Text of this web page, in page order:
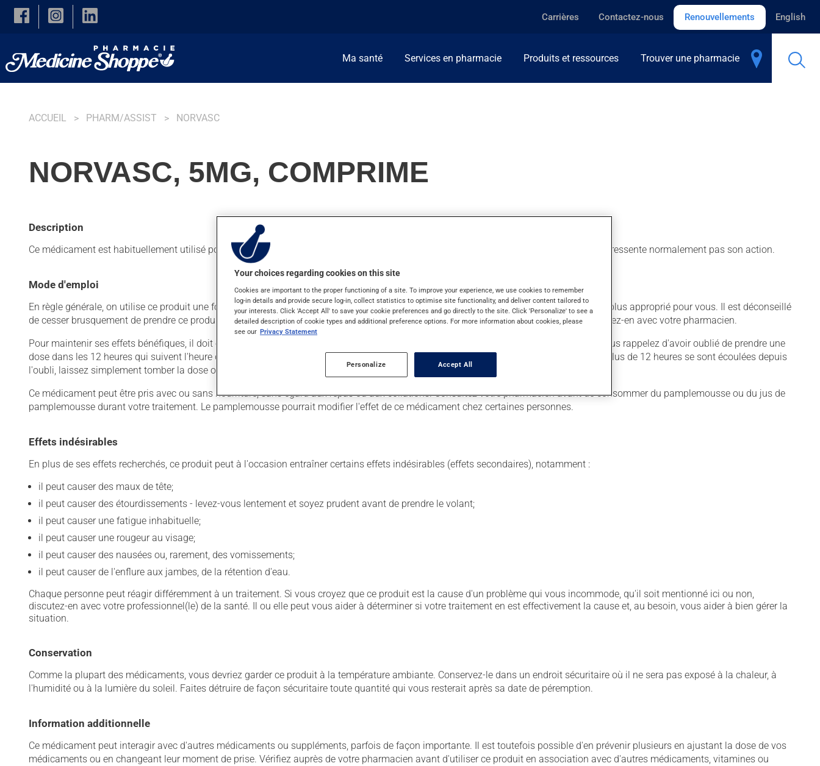
Skip to main content
Carrières Contactez-nous Renouvellements English
Ma santé Services en pharmacie Produits et ressources Trouver une pharmacie
ACCUEIL PHARM/ASSIST NORVASC
NORVASC, 5MG, COMPRIME
Description
Ce médicament est habituellement utilisé pour l'angine ou pour diminuer la tension artérielle. Il agit en quelques heures, bien que l'on ne ressente normalement pas son action.
Mode d'emploi
En règle générale, on utilise ce produit une fois par jour. Il est possible que votre pharmacien vous ait indiqué un horaire différent qui est plus approprié pour vous. Il est déconseillé
de cesser brusquement de prendre ce produit, surtout s'il a été utilisé durant plusieurs semaines. Si vous voulez cesser de l'utiliser, discutez-en avec votre pharmacien.
Pour maintenir ses effets bénéfiques, il doit être utilisé de façon régulière et continue. Assurez-vous de ne jamais en manquer. Si vous vous rappelez d'avoir oublié de prendre une
dose dans les 12 heures qui suivent l'heure de prise habituelle, prenez-la dès que vous y pensez, puis reprenez votre horaire habituel. Si plus de 12 heures se sont écoulées depuis
l'oubli, laissez simplement tomber la dose oubliée. Ne doublez pas la dose suivante pour tenter de vous rattraper.
Ce médicament peut être pris avec ou sans nourriture, sans égard aux repas ou aux collations. Consultez votre pharmacien avant de consommer du pamplemousse ou du jus de
pamplemousse durant votre traitement. Le pamplemousse pourrait modifier l'effet de ce médicament chez certaines personnes.
Effets indésirables
En plus de ses effets recherchés, ce produit peut à l'occasion entraîner certains effets indésirables (effets secondaires), notamment :
il peut causer des maux de tête;
il peut causer des étourdissements - levez-vous lentement et soyez prudent avant de prendre le volant;
il peut causer une fatigue inhabituelle;
il peut causer une rougeur au visage;
il peut causer des nausées ou, rarement, des vomissements;
il peut causer de l'enflure aux jambes, de la rétention d'eau.
Chaque personne peut réagir différemment à un traitement. Si vous croyez que ce produit est la cause d'un problème qui vous incommode, qu'il soit mentionné ici ou non,
discutez-en avec votre professionnel(le) de la santé. Il ou elle peut vous aider à déterminer si votre traitement en est effectivement la cause et, au besoin, vous aider à bien gérer la
situation.
Conservation
Comme la plupart des médicaments, vous devriez garder ce produit à la température ambiante. Conservez-le dans un endroit sécuritaire où il ne sera pas exposé à la chaleur, à
l'humidité ou à la lumière du soleil. Faites détruire de façon sécuritaire toute quantité qui vous resterait après sa date de péremption.
Information additionnelle
Ce médicament peut interagir avec d'autres médicaments ou suppléments, parfois de façon importante. Il est toutefois possible d'en prévenir plusieurs en ajustant la dose de vos
médicaments ou en changeant leur moment de prise. Vérifiez auprès de votre pharmacien avant d'utiliser ce produit en association avec d'autres médicaments, vitamines ou
Your choices regarding cookies on this site
Cookies are important to the proper functioning of a site. To improve your experience, we use cookies to remember
log-in details and provide secure log-in, collect statistics to optimise site functionality, and deliver content tailored to
your interests. Click 'Accept All' to save your cookie preferences and go directly to the site. Click 'Personalize' to see a
detailed description of cookie types and additional preference options. For more information about cookies, please
see our Privacy Statement
Personalize Accept All